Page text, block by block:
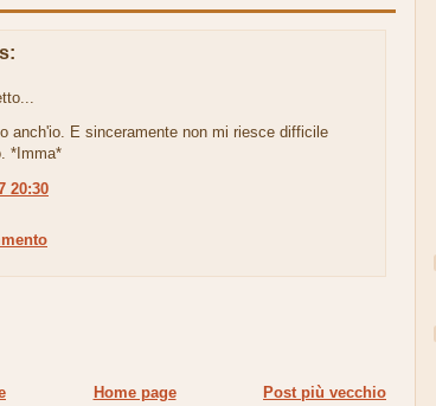
anch'io. E sinceramente non mi riesce difficile
*Imma*
20:30
Post più vecchio
Home page